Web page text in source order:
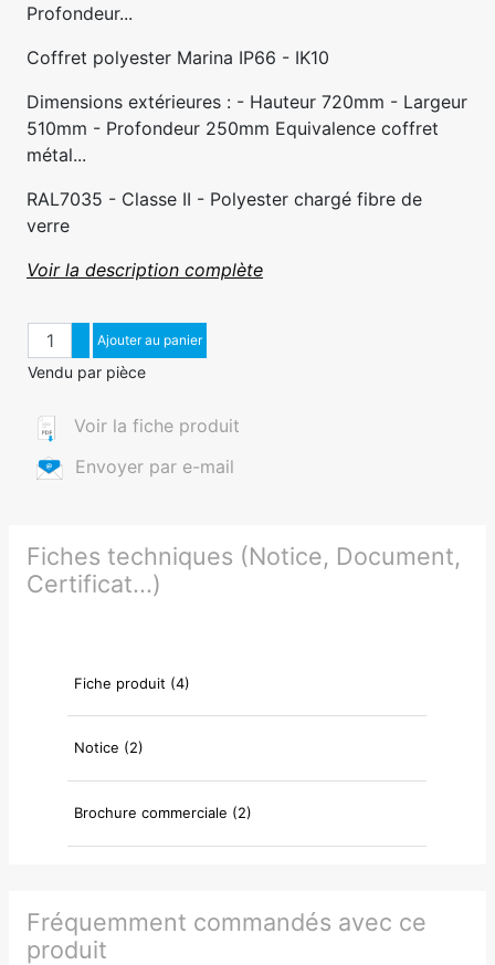
Profondeur...
Coffret polyester Marina IP66 - IK10
Dimensions extérieures : - Hauteur 720mm - Largeur
510mm - Profondeur 250mm Equivalence coffret
métal...
RAL7035 - Classe II - Polyester chargé fibre de
verre
Voir la description complète
QuantitéAugmenter quantité
Diminuer quantité
Ajouter au panier
Vendu par pièce
Voir la fiche produit
Envoyer par e-mail
Fiches techniques (Notice, Document,
Certificat...)
Fiche produit (4)
Notice (2)
Brochure commerciale (2)
Fréquemment commandés avec ce
produit